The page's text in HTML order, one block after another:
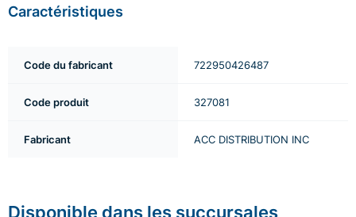
Caractéristiques
Code du fabricant 722950426487
Code produit 327081
Fabricant ACC DISTRIBUTION INC
Disponible dans les succursales